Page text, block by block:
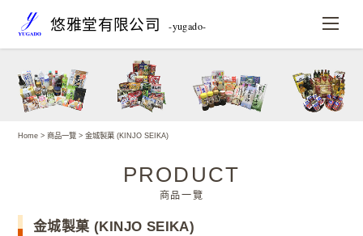
悠雅堂有限公司 -yugado-
Home >商品一覽 > 金城製菓 (KINJO SEIKA)
PRODUCT
商品一覽
金城製菓 (KINJO SEIKA)